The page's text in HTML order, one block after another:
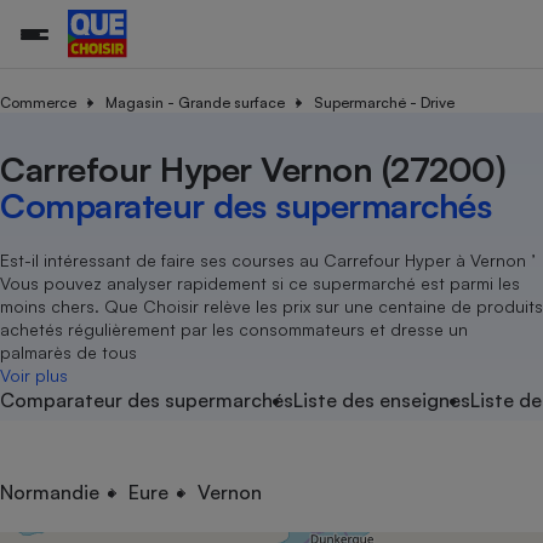
Commerce Magasin - Grande surface Supermarché - Drive
Carrefour Hyper Vernon (27200)
Comparateur des supermarchés
Est-il intéressant de faire ses courses au Carrefour Hyper à Vernon ’
Vous pouvez analyser rapidement si ce supermarché est parmi les
moins chers. Que Choisir relève les prix sur une centaine de produits
achetés régulièrement par les consommateurs et dresse un
palmarès de tous
Voir plus
Comparateur des supermarchésListe des enseignesListe
Normandie Eure Vernon
Additifs
Magasin - Grande surface
Méthode de vente -
Organismes de défense
Système judiciairegratuit
Déchet
Achat - Vente - Travaux
Location
Sport
électrique
Démarche administrative
Senior
Service marchand
Train
Transport aérien
Toutes les actualités
Enquêtes
Guides d'achat
Conseils
Brèves
Tous les services
Soumettre un litige
Lettres types
Rencontrer une association locale
Tous nos combats
Nos actions
Nos grandes victoires
Les billets de la présidente
Nos associations locales
Nous rejoindre
En savoir plus sur Que Choisir Ensemble
L’association
Nos missions
Notre méthodologie
Notre financement
Nos partenaires
Nous rejoindre